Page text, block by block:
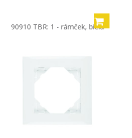
90910 TBR: 1 - rámček, biela